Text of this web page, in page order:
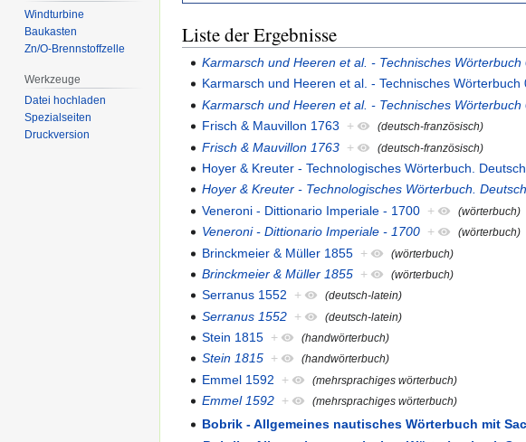
Liste der Ergebnisse
Karmarsch und Heeren et al. - Technisches Wörterbuch
Karmarsch und Heeren et al. - Technisches Wörterbuch
Karmarsch und Heeren et al. - Technisches Wörterbuch
Frisch & Mauvillon 1763 + (deutsch-französisch)
Frisch & Mauvillon 1763 + (deutsch-französisch)
Hoyer & Kreuter - Technologisches Wörterbuch.
Hoyer & Kreuter - Technologisches Wörterbuch.
Veneroni - Dittionario Imperiale - 1700 + (wörterbuch)
Veneroni - Dittionario Imperiale - 1700 + (wörterbuch)
Brinckmeier & Müller 1855 + (wörterbuch)
Brinckmeier & Müller 1855 + (wörterbuch)
Serranus 1552 + (deutsch-latein)
Serranus 1552 + (deutsch-latein)
Stein 1815 + (handwörterbuch)
Stein 1815 + (handwörterbuch)
Emmel 1592 + (mehrsprachiges wörterbuch)
Emmel 1592 + (mehrsprachiges wörterbuch)
Bobrik - Allgemeines nautisches Wörterbuch mit
Windturbine
Baukasten
Zn/O-Brennstoffzelle
Werkzeuge
Datei hochladen
Spezialseiten
Druckversion